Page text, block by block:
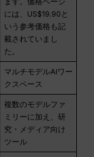
には、US$19.90と
いう参考価格も記
載されていまし
た。
マルチモデルAIワー
クスペース
複数のモデルファ
ミリーに加え、研
究・メディア向け
ツール